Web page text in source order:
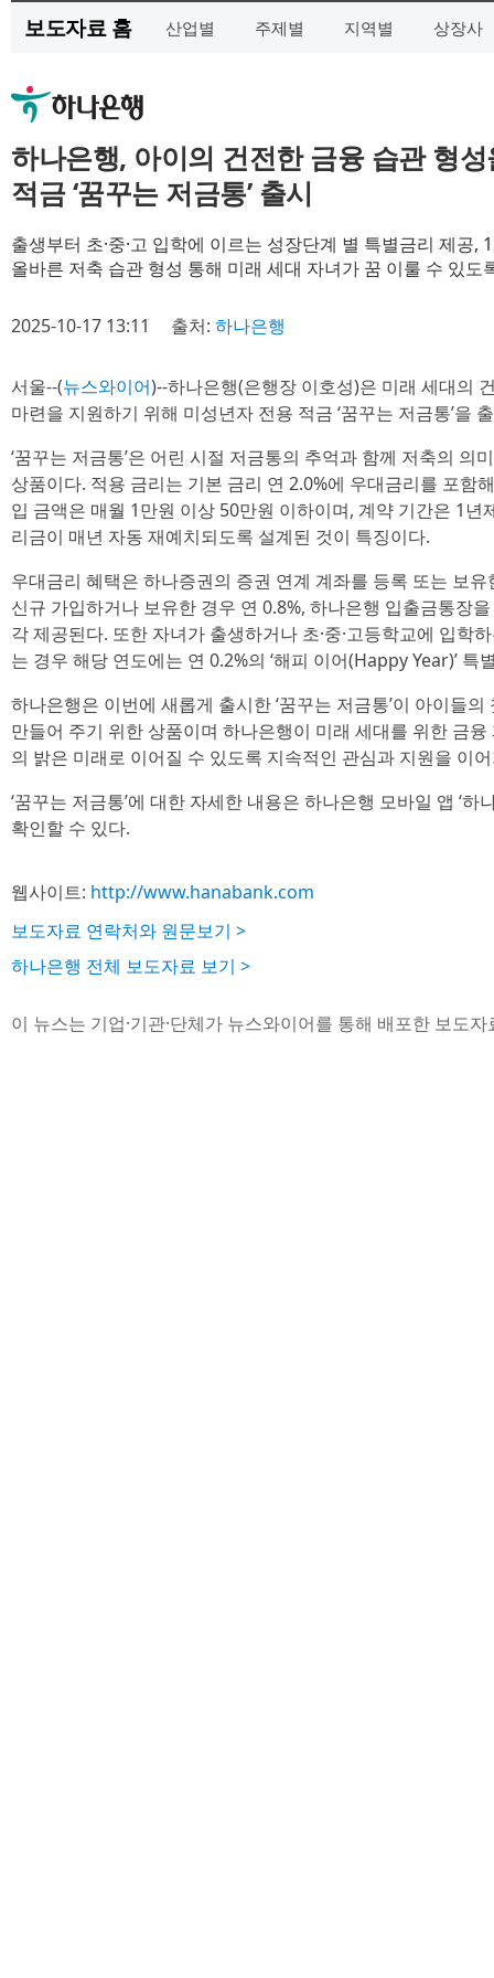
보도자료 홈 산업별 주제별 지역별 상장사
하나은행, 아이의 건전한 금융 습관 형
적금 ‘꿈꾸는 저금통’ 출시
출생부터 초·중·고 입학에 이르는 성장단계 별 특별금리 제공,
올바른 저축 습관 형성 통해 미래 세대 자녀가 꿈 이룰 수 있도
2025-10-17 13:11 출처: 하나은행
서울--(뉴스와이어)--하나은행(은행장 이호성)은 미래 세대의
마련을 지원하기 위해 미성년자 전용 적금 ‘꿈꾸는 저금통’을
‘꿈꾸는 저금통’은 어린 시절 저금통의 추억과 함께 저축의 의
상품이다. 적용 금리는 기본 금리 연 2.0%에 우대금리를 포함
입 금액은 매월 1만원 이상 50만원 이하이며, 계약 기간은 1
리금이 매년 자동 재예치되도록 설계된 것이 특징이다.
우대금리 혜택은 하나증권의 증권 연계 계좌를 등록 또는 보
신규 가입하거나 보유한 경우 연 0.8%, 하나은행 입출금통장
각 제공된다. 또한 자녀가 출생하거나 초·중·고등학교에 입학
는 경우 해당 연도에는 연 0.2%의 ‘해피 이어(Happy Year)’ 특
하나은행은 이번에 새롭게 출시한 ‘꿈꾸는 저금통’이 아이들
만들어 주기 위한 상품이며 하나은행이 미래 세대를 위한 금
의 밝은 미래로 이어질 수 있도록 지속적인 관심과 지원을 이
‘꿈꾸는 저금통’에 대한 자세한 내용은 하나은행 모바일 앱 ‘
확인할 수 있다.
웹사이트: http://www.hanabank.com
보도자료 연락처와 원문보기 >
하나은행 전체 보도자료 보기 >
이 뉴스는 기업·기관·단체가 뉴스와이어를 통해 배포한 보도